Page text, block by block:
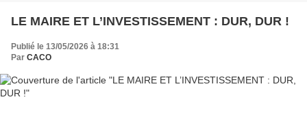
LE MAIRE ET L’INVESTISSEMENT : DUR, DUR !
Publié le 13/05/2026 à 18:31
Par CACO